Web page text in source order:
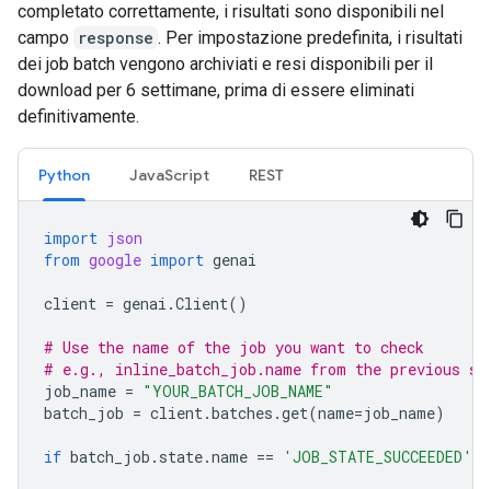
completato correttamente, i risultati sono disponibili nel
campo response . Per impostazione predefinita, i risultati
dei job batch vengono archiviati e resi disponibili per il
download per 6 settimane, prima di essere eliminati
definitivamente.
Python JavaScript REST
import json
from google import genai
client = genai .Client()
# Use the name of the job you want to check
# e.g., inline_batch_job.name from the previous
job_name = "YOUR_BATCH_JOB_NAME"
batch_job = client.batches .get(name=job_name)
if batch_job . state.name == 'JOB_STATE_SUCCEEDED'